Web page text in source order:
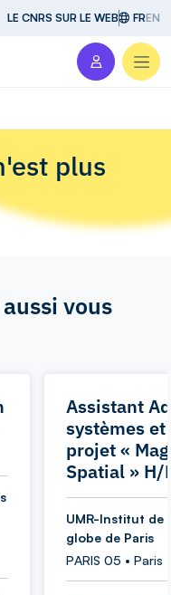
LE CNRS SUR LE WEB FREN
plus
vous
Assistant
systèmes
projet «
Spatial » H/
UMR-Institut de
globe de Paris
PARIS 05 • Paris